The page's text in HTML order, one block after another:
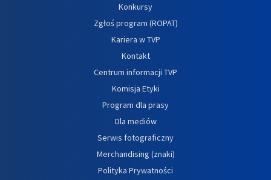
Konkursy
Zgłoś program (ROPAT)
Kariera w TVP
Kontakt
Centrum informacji TVP
Komisja Etyki
Program dla prasy
Dla mediów
Serwis fotograficzny
Merchandising (znaki)
Polityka Prywatności